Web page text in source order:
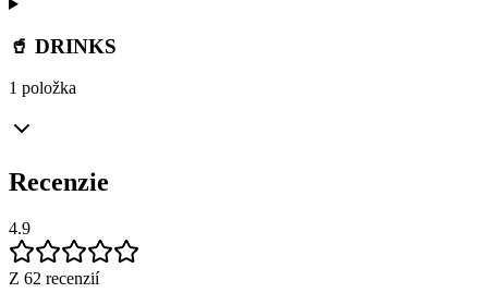
🥤 DRINKS
1 položka
Recenzie
4.9
Z 62 recenzií